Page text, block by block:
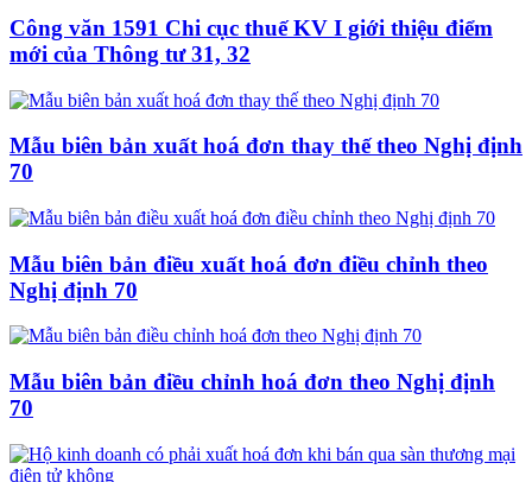
Công văn 1591 Chi cục thuế KV I giới thiệu điểm
mới của Thông tư 31, 32
Mẫu biên bản xuất hoá đơn thay thế theo Nghị định
70
Mẫu biên bản điều xuất hoá đơn điều chỉnh theo
Nghị định 70
Mẫu biên bản điều chỉnh hoá đơn theo Nghị định
70